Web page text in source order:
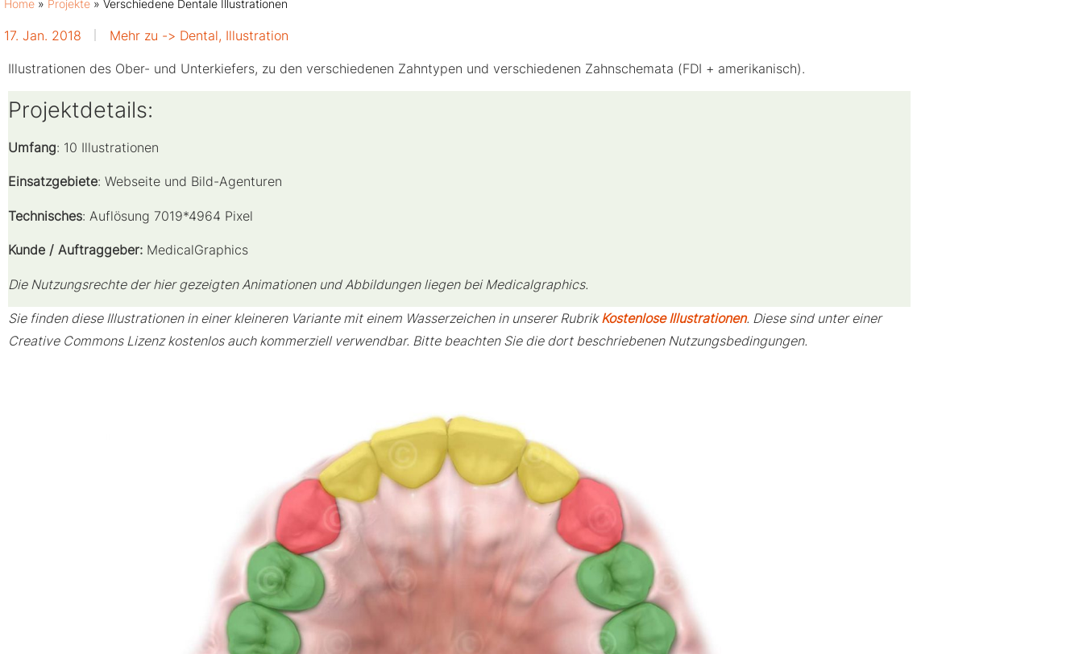
Home » Projekte » Verschiedene Dentale Illustrationen
17. Jan. 2018 Mehr zu -> Dental, Illustration
Illustrationen des Ober- und Unterkiefers, zu den verschiedenen Zahntypen und verschiedenen Zahnschemata (FDI + amerikanisch).
Projektdetails:
Umfang: 10 Illustrationen
Einsatzgebiete: Webseite und Bild-Agenturen
Technisches: Auflösung 7019*4964 Pixel
Kunde / Auftraggeber: MedicalGraphics
Die Nutzungsrechte der hier gezeigten Animationen und Abbildungen liegen bei Medicalgraphics.
Sie finden diese Illustrationen in einer kleineren Variante mit einem Wasserzeichen in unserer RubrikKostenlose Illustrationen. Diese sind unter einer
Creative Commons Lizenz kostenlos auch kommerziell verwendbar. Bitte beachten Sie die dort beschriebenen Nutzungsbedingungen.